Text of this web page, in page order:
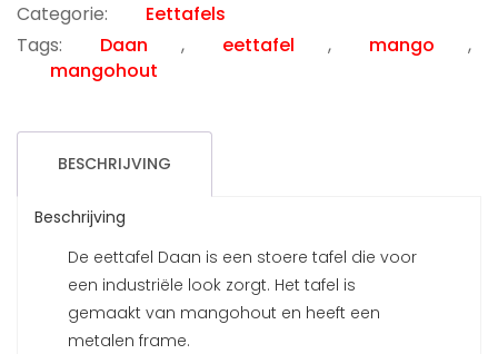
Categorie:
Eettafels
Tags:
Daan , eettafel , mango
,
mangohout
BESCHRIJVING
Beschrijving
De eettafel Daan is een stoere tafel die voor
een industriële look zorgt. Het tafel is
gemaakt van mangohout en heeft een
metalen frame.